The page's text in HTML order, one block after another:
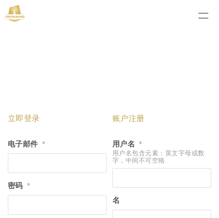
立即登录
电子邮件 *
密码 *
账户注册
用户名 *
用户名包含元素：英文字母或数
字，中间不可空格
名